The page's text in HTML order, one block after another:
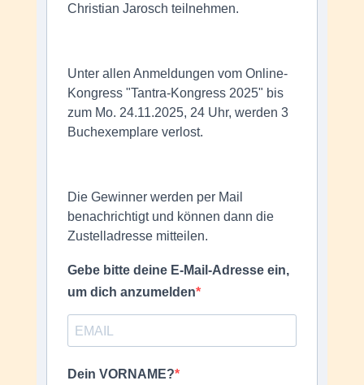
Christian Jarosch teilnehmen.
Unter allen Anmeldungen vom Online-
Kongress "Tantra-Kongress 2025" bis
zum Mo. 24.11.2025, 24 Uhr, werden 3
Buchexemplare verlost.
Die Gewinner werden per Mail
benachrichtigt und können dann die
Zustelladresse mitteilen.
Gebe bitte deine E-Mail-Adresse ein,
um dich anzumelden
Dein VORNAME?